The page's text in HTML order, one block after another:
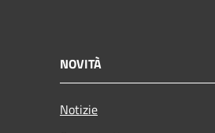
NOVITÀ
Notizie